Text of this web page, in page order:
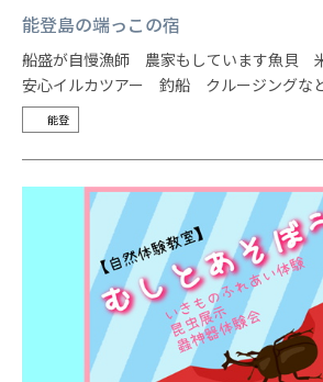
能登島の端っこの宿
船盛が自慢漁師 農家もしています魚貝
安心イルカツアー 釣船 クルージングな
能登